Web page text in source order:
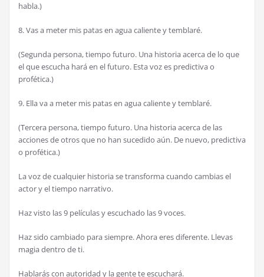
habla.)
8. Vas a meter mis patas en agua caliente y temblaré.
(Segunda persona, tiempo futuro. Una historia acerca de lo que
el que escucha hará en el futuro. Esta voz es predictiva o
profética.)
9. Ella va a meter mis patas en agua caliente y temblaré.
(Tercera persona, tiempo futuro. Una historia acerca de las
acciones de otros que no han sucedido aún. De nuevo, predictiva
o profética.)
La voz de cualquier historia se transforma cuando cambias el
actor y el tiempo narrativo.
Haz visto las 9 películas y escuchado las 9 voces.
Haz sido cambiado para siempre. Ahora eres diferente. Llevas
magia dentro de ti.
Hablarás con autoridad y la gente te escuchará.